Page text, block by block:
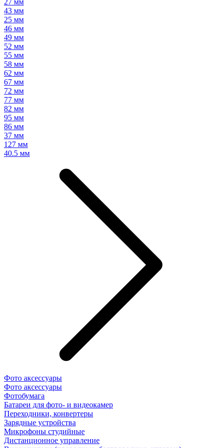
27 мм
43 мм
25 мм
46 мм
49 мм
52 мм
55 мм
58 мм
62 мм
67 мм
72 мм
77 мм
82 мм
95 мм
86 мм
37 мм
127 мм
40.5 мм
Фото аксессуары
Фото аксессуары
Фотобумага
Батареи для фото- и видеокамер
Переходники, конвертеры
Зарядные устройства
Микрофоны студийные
Дистанционное управление